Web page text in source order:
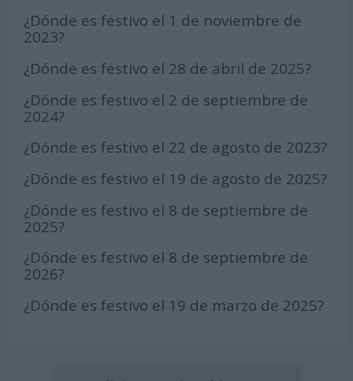
¿Dónde es festivo el 1 de noviembre de
2023?
¿Dónde es festivo el 28 de abril de 2025?
¿Dónde es festivo el 2 de septiembre de
2024?
¿Dónde es festivo el 22 de agosto de 2023?
¿Dónde es festivo el 19 de agosto de 2025?
¿Dónde es festivo el 8 de septiembre de
2025?
¿Dónde es festivo el 8 de septiembre de
2026?
¿Dónde es festivo el 19 de marzo de 2025?